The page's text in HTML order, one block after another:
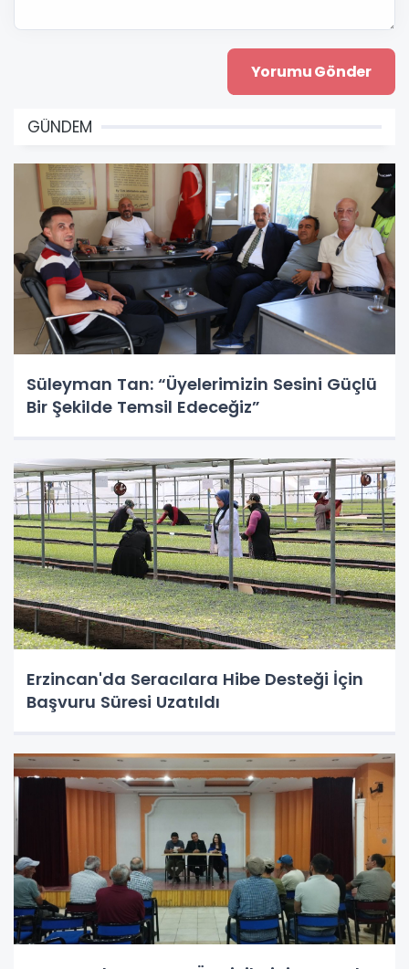
GÜNDEM
Süleyman Tan: “Üyelerimizin Sesini Güçlü
Bir Şekilde Temsil Edeceğiz”
Erzincan'da Seracılara Hibe Desteği İçin
Başvuru Süresi Uzatıldı